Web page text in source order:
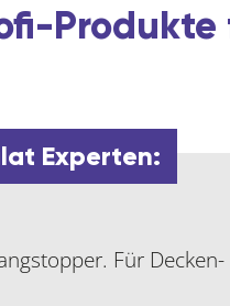
Experten:
Für